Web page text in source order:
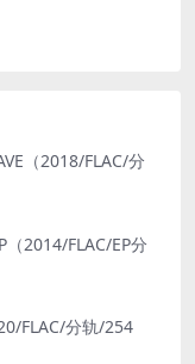
（2018/FLAC/分
2014/FLAC/EP分
FLAC/分轨/254